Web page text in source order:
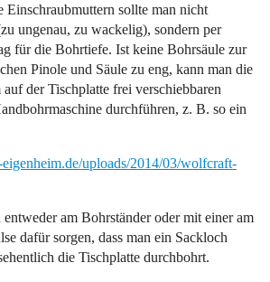
sollte man nicht
ungenau, zu wackelig), sondern per
für die Bohrtiefe. Ist keine Bohrsäule zur
Pinole und Säule zu eng, kann man die
der Tischplatte frei verschiebbaren
durchführen, z. B. so ein
uploads/2014/03/wolfcraft-
am Bohrständer oder mit einer am
dafür sorgen, dass man ein Sackloch
die Tischplatte durchbohrt.